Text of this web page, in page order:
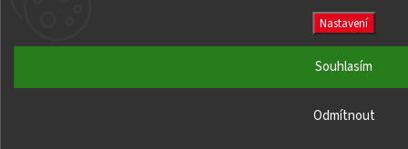
Nastavení
Odmítnout
Souhlasím